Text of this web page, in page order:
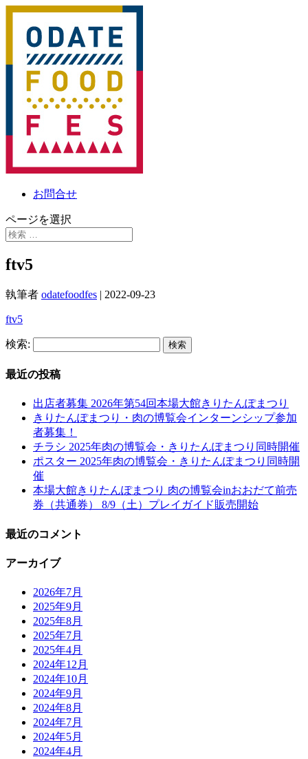
お問合せ
ページを選択
ftv5
執筆者 odatefoodfes | 2022-09-23
ftv5
検索:
最近の投稿
出店者募集 2026年第54回本場大館きりたんぽまつり
きりたんぽまつり・肉の博覧会インターンシップ参加
者募集！
チラシ 2025年肉の博覧会・きりたんぽまつり同時開催
ポスター 2025年肉の博覧会・きりたんぽまつり同時開
催
本場大館きりたんぽまつり 肉の博覧会inおおだて前売
券（共通券） 8/9（土）プレイガイド販売開始
最近のコメント
アーカイブ
2026年7月
2025年9月
2025年8月
2025年7月
2025年4月
2024年12月
2024年10月
2024年9月
2024年8月
2024年7月
2024年5月
2024年4月